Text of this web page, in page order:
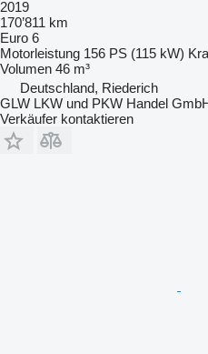
2019
170’811 km
Euro 6
Motorleistung 156 PS (115 kW)
Volumen 46 m³
Deutschland, Riederich
GLW LKW und PKW Handel
Verkäufer kontaktieren